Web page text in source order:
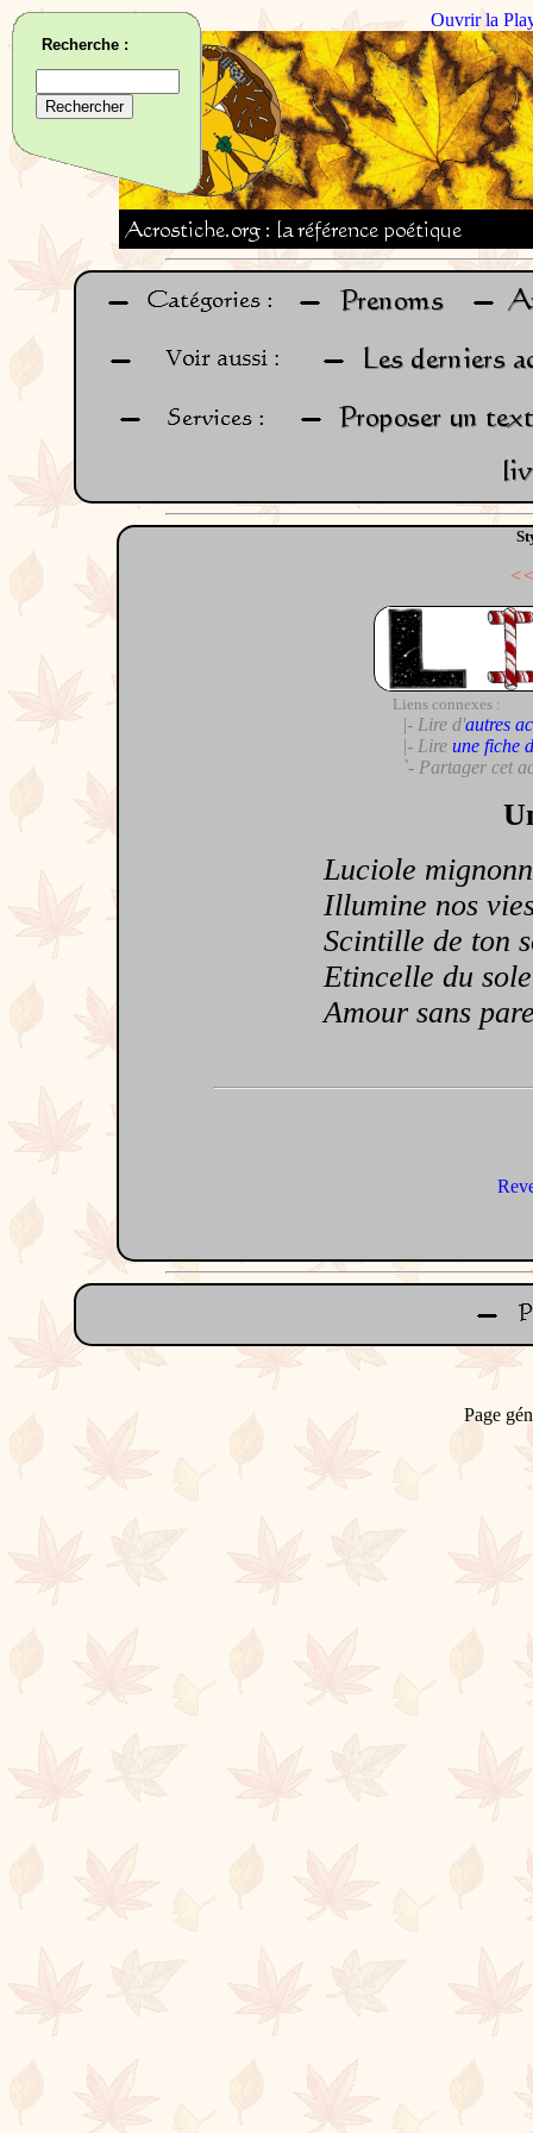
Ouvrir la
Liens connexes :
|- Lire d'autres
|- Lire une fiche
`- Partager cet
Luciole
Illumine nos
Scintille de ton
Etincelle du
Amour sans
Recherche :
Page